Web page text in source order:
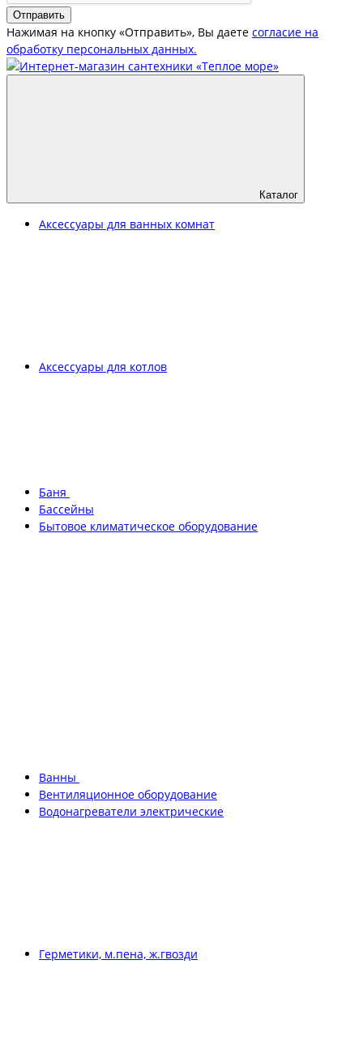
Отправить
Нажимая на кнопку «Отправить», Вы даете согласие на
обработку персональных данных.
Каталог
Аксессуары для ванных комнат
Аксессуары для котлов
Баня
Бассейны
Бытовое климатическое оборудование
Ванны
Вентиляционное оборудование
Водонагреватели электрические
Герметики, м.пена, ж.гвозди